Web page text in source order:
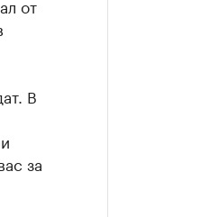
от
В
за